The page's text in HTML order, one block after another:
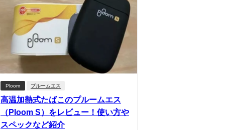
Ploom プルームエス
高温加熱式たばこのプルームエス
（Ploom S）をレビュー！使い方や
スペックなど紹介